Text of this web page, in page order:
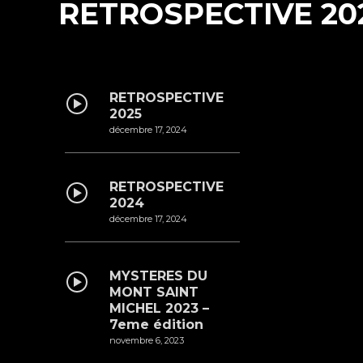
RETROSPECTIVE
RETROSPECTIVE
2025
décembre 17, 2024
RETROSPECTIVE
2024
décembre 17, 2024
MYSTERES DU
MONT SAINT
MICHEL 2023 –
7eme édition
novembre 6, 2023